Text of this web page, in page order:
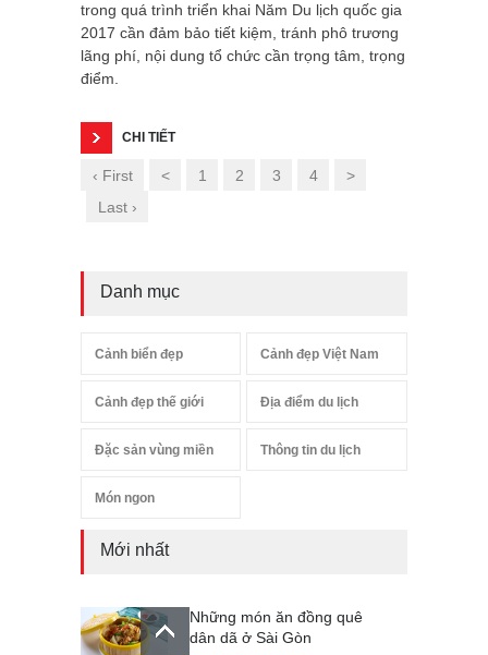
trong quá trình triển khai Năm Du lịch quốc gia
2017 cần đảm bảo tiết kiệm, tránh phô trương
lãng phí, nội dung tổ chức cần trọng tâm, trọng
điểm.
CHI TIẾT
‹ First < 1 2 3 4
>
Last ›
Danh mục
Cảnh biển đẹp Cảnh đẹp Việt Nam
Cảnh đẹp thế giới Địa điểm du lịch
Đặc sản vùng miền Thông tin du lịch
Món ngon
Mới nhất
Những món ăn đồng quê
dân dã ở Sài Gòn